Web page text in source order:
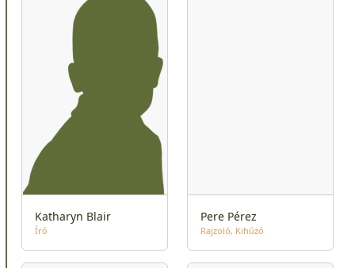
Katharyn Blair
Író
Pere Pérez
Rajzoló Kihúzó